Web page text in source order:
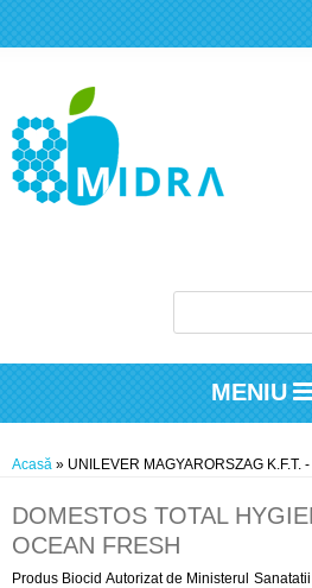
MENIU
Eşti aici
Acasă » UNILEVER MAGYARORSZAG K.F.T.
DOMESTOS TOTAL
OCEAN FRESH
Produs Biocid Autorizat de Ministerul